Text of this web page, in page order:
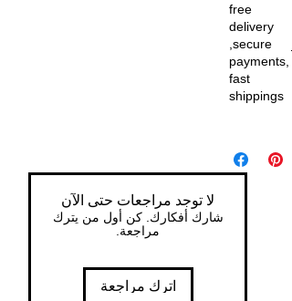
free
delivery
,secure
payments,
fast
shippings
لا توجد مراجعات حتى الآن
شارك أفكارك. كن أول من يترك
مراجعة.
اترك مراجعة